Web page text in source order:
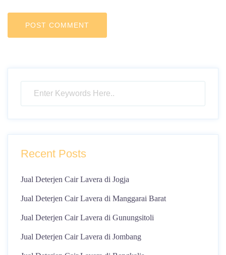
Recent Posts
Jual Deterjen Cair Lavera di Jogja
Jual Deterjen Cair Lavera di Manggarai Barat
Jual Deterjen Cair Lavera di Gunungsitoli
Jual Deterjen Cair Lavera di Jombang